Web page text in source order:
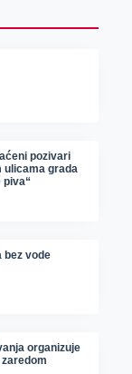
pozivari
ulicama grada
piva“
bez vode
organizuje